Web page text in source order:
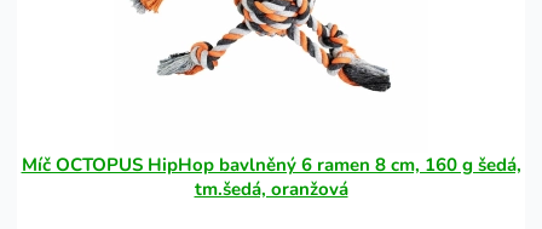
Míč OCTOPUS HipHop bavlněný 6 ramen 8 cm, 160 g šedá,
tm.šedá, oranžová